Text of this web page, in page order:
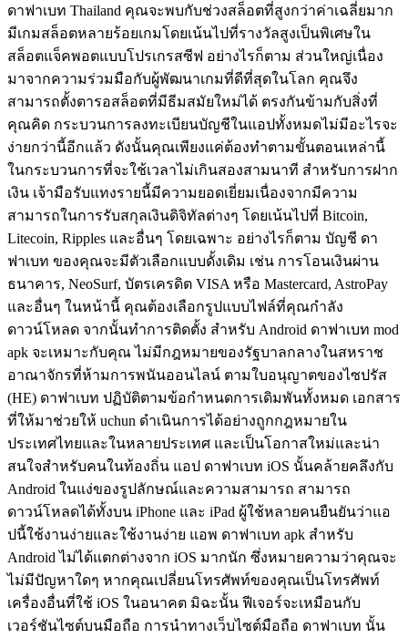
ดาฟาเบท Thailand คุณจะพบกับช่วงสล็อตที่สูงกว่าค่าเฉลี่ยมาก
มีเกมสล็อตหลายร้อยเกมโดยเน้นไปที่รางวัลสูงเป็นพิเศษใน
สล็อตแจ็คพอตแบบโปรเกรสซีฟ อย่างไรก็ตาม ส่วนใหญ่เนื่อง
มาจากความร่วมมือกับผู้พัฒนาเกมที่ดีที่สุดในโลก คุณจึง
สามารถตั้งตารอสล็อตที่มีธีมสมัยใหม่ได้ ตรงกันข้ามกับสิ่งที่
คุณคิด กระบวนการลงทะเบียนบัญชีในแอปทั้งหมดไม่มีอะไรจะ
ง่ายกว่านี้อีกแล้ว ดังนั้นคุณเพียงแค่ต้องทำตามขั้นตอนเหล่านี้
ในกระบวนการที่จะใช้เวลาไม่เกินสองสามนาที สำหรับการฝาก
เงิน เจ้ามือรับแทงรายนี้มีความยอดเยี่ยมเนื่องจากมีความ
สามารถในการรับสกุลเงินดิจิทัลต่างๆ โดยเน้นไปที่ Bitcoin,
Litecoin, Ripples และอื่นๆ โดยเฉพาะ อย่างไรก็ตาม บัญชี ดา
ฟาเบท ของคุณจะมีตัวเลือกแบบดั้งเดิม เช่น การโอนเงินผ่าน
ธนาคาร, NeoSurf, บัตรเครดิต VISA หรือ Mastercard, AstroPay
และอื่นๆ ในหน้านี้ คุณต้องเลือกรูปแบบไฟล์ที่คุณกำลัง
ดาวน์โหลด จากนั้นทำการติดตั้ง สำหรับ Android ดาฟาเบท mod
apk จะเหมาะกับคุณ ไม่มีกฎหมายของรัฐบาลกลางในสหราช
อาณาจักรที่ห้ามการพนันออนไลน์ ตามใบอนุญาตของไซปรัส
(HE) ดาฟาเบท ปฏิบัติตามข้อกำหนดการเดิมพันทั้งหมด เอกสาร
ที่ให้มาช่วยให้ uchun ดำเนินการได้อย่างถูกกฎหมายใน
ประเทศไทยและในหลายประเทศ และเป็นโอกาสใหม่และน่า
สนใจสำหรับคนในท้องถิ่น แอป ดาฟาเบท iOS นั้นคล้ายคลึงกับ
Android ในแง่ของรูปลักษณ์และความสามารถ สามารถ
ดาวน์โหลดได้ทั้งบน iPhone และ iPad ผู้ใช้หลายคนยืนยันว่าแอ
ปนี้ใช้งานง่ายและใช้งานง่าย แอพ ดาฟาเบท apk สำหรับ
Android ไม่ได้แตกต่างจาก iOS มากนัก ซึ่งหมายความว่าคุณจะ
ไม่มีปัญหาใดๆ หากคุณเปลี่ยนโทรศัพท์ของคุณเป็นโทรศัพท์
เครื่องอื่นที่ใช้ iOS ในอนาคต มิฉะนั้น ฟีเจอร์จะเหมือนกับ
เวอร์ชันไซต์บนมือถือ การนำทางเว็บไซต์มือถือ ดาฟาเบท นั้น